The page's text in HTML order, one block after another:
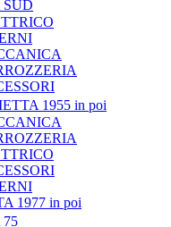
1955 in poi
1977 in poi
75